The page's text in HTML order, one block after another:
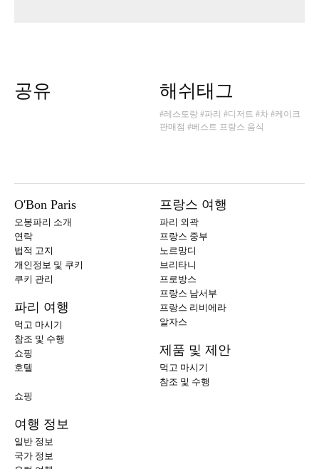
공유 해쉬태그
#레스토랑 #파리 #디저트 #차 #케이크
판매점 #베스트 프랑스 음식
O'Bon Paris
오봉파리 소개
연락
법적 고지
개인정보 및 쿠키
쿠키 관리
파리 여행
먹고 마시기
참조 및 수행
쇼핑
호텔
프랑스 여행
파리 외곽
프랑스 중부
노르망디
브리타니
프로방스
프랑스 남서부
프랑스 리비에라
알자스
제품 및 제안
먹고 마시기
참조 및 수행
쇼핑
여행 정보
일반 정보
국가 정보